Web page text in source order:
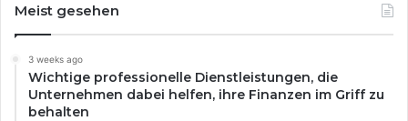
Meist gesehen
3 weeks ago
Wichtige professionelle Dienstleistungen, die
Unternehmen dabei helfen, ihre Finanzen im Griff zu
behalten